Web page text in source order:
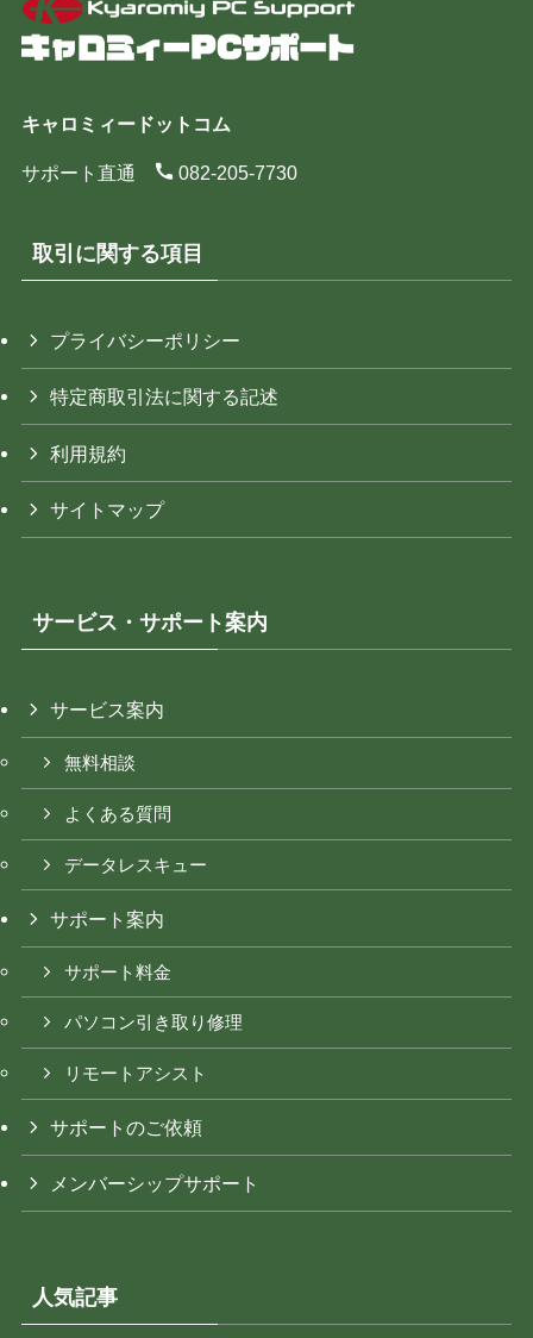
キャロミィードットコム
サポート直通 082-205-7730
取引に関する項目
プライバシーポリシー
特定商取引法に関する記述
利用規約
サイトマップ
サービス・サポート案内
サービス案内
無料相談
よくある質問
データレスキュー
サポート案内
サポート料金
パソコン引き取り修理
リモートアシスト
サポートのご依頼
メンバーシップサポート
人気記事